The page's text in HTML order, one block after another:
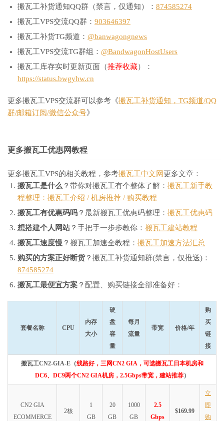
搬瓦工补货通知QQ群（禁言，仅通知）： 874585274
搬瓦工VPS交流QQ群： 903646397
搬瓦工补货TG频道： @banwagongnews
搬瓦工VPS交流TG群组： @BandwagonHostUsers
搬瓦工库存实时更新页面（推荐收藏）：
https://status.bwgyhw.cn
更多搬瓦工VPS交流群可以参考《搬瓦工补货通知，TG频道/QQ
群/邮箱订阅/微信公众号》
更多搬瓦工优惠网教程
更多搬瓦工VPS的相关教程，参考搬瓦工中文网 更多文章：
搬瓦工是什么 ？带你对搬瓦工有个整体了解： 搬瓦工新手教
程整理：搬瓦工介绍 / 机房推荐 / 购买教程
搬瓦工有优惠码吗 ？最新搬瓦工优惠码整理： 搬瓦工优惠码
想搭建个人网站？手把手一步步教你： 搬瓦工建站教程
搬瓦工速度慢 ？搬瓦工加速全教程： 搬瓦工加速方法汇总
购买的方案正好断货？搬瓦工补货通知群(禁言，仅推送)：
874585274
搬瓦工最便宜方案 ？配置、购买链接全部准备好：
套餐名称 CPU
内存
大小
硬
盘
容
量
每月
流量
带宽 价格/年
购
买
链
接
搬瓦工CN2-GIA-E（线路好，三网CN2 GIA，可选搬瓦工日本机房和
DC6、DC9两个CN2 GIA机房，2.5Gbps带宽，建站推荐）
CN2 GIA
ECOMMERCE
2核
1
GB
20
GB
1000
GB
2.5
Gbps
$169.99
立
即
购